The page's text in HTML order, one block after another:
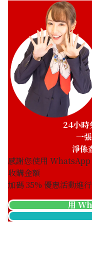
Breitling Navitimer
H24322
參考回收價
HKD 163,722.77
收購日期: 2025年5月
24小時
一
淨係
感謝您使用 WhatsApp
收購金額
加碼35% 優惠活動進行
用